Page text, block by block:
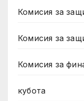
Комисия за
Комисия за
Комисия за
кубота